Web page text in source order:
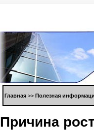
Глaвнaя >> Пoлезнaя
Причинa